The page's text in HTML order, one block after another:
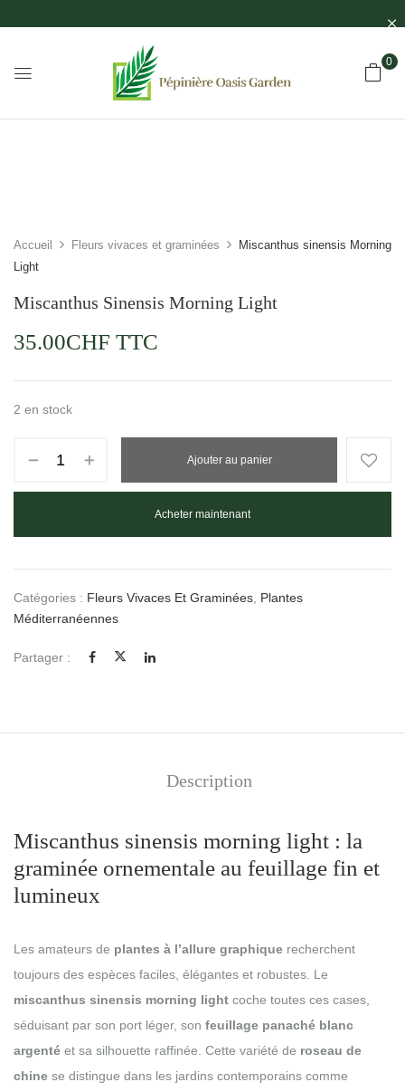
0
Accueil Fleurs vivaces et graminées
Miscanthus sinensis Morning
Light
Miscanthus Sinensis Morning Light
35.00CHF TTC
2 en stock
Ajouter au panier
Acheter maintenant
Catégories : Fleurs Vivaces Et Graminées Plantes
Méditerranéennes
Partager :
Description
Miscanthus sinensis morning light : la
graminée ornementale au feuillage fin et
lumineux
Les amateurs de plantes à l’allure graphique recherchent
toujours des espèces faciles, élégantes et robustes. Le
miscanthus sinensis morning light coche toutes ces cases,
séduisant par son port léger, son feuillage panaché blanc
argenté et sa silhouette raffinée. Cette variété de roseau de
chine se distingue dans les jardins contemporains comme